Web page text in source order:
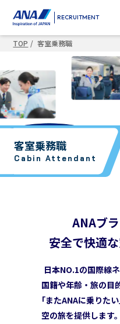
RECRUITMENT
TOP 客室乗務職
客室乗務職
Cabin Attendant
ANAブ
安全で快適
日本NO.1の国際線
国籍や年齢・旅の目
「またANAに乗りた
空の旅を提供します